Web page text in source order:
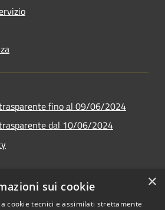
fino al 09/06/2024
dal 10/06/2024
×
sui cookie
cookie tecnici e assimilati strettamente